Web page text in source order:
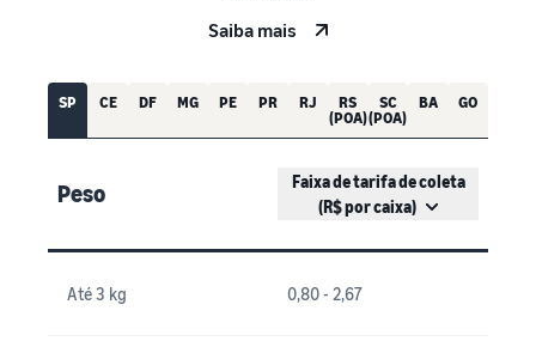
Saiba mais
SP CE DF MG PE PR RJ
RS
(POA)
SC
(POA)
BA GO
Peso
Faixa de tarifa de coleta
(R$ por caixa)
Até 3 kg 0,80 - 2,67